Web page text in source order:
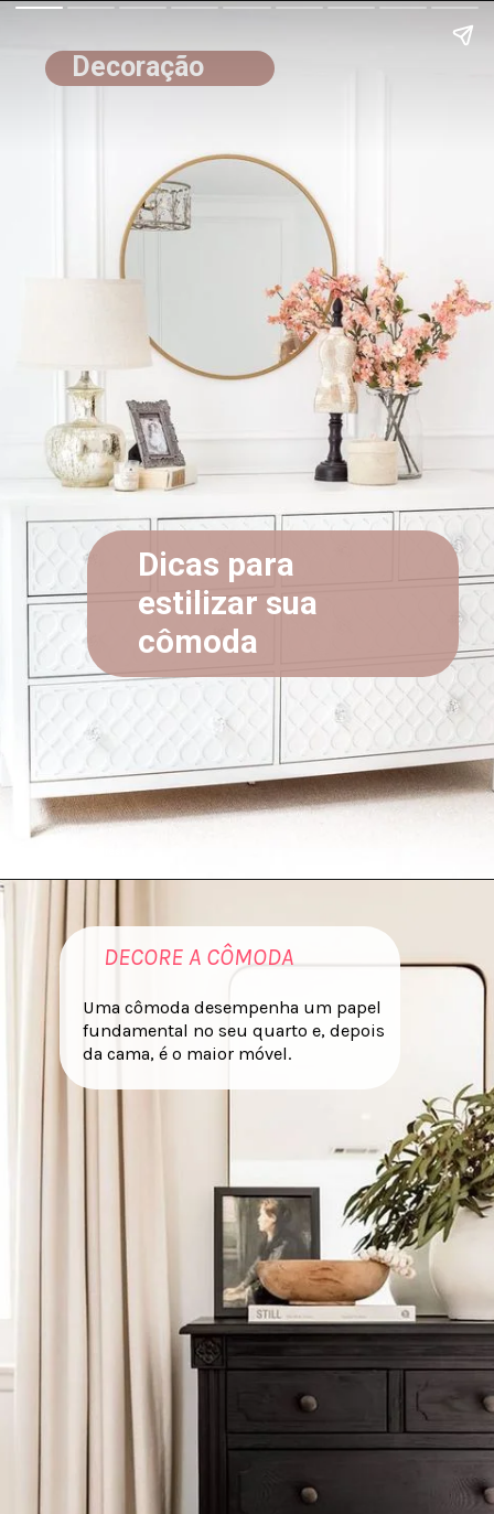
Decoração
Dicas para
estilizar sua
cômoda
DECORE A CÔMODA
Uma cômoda desempenha um papel
fundamental no seu quarto e, depois
da cama, é o maior móvel.